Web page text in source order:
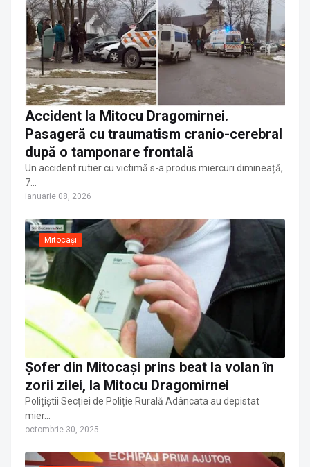
Accident la Mitocu Dragomirnei.
Pasageră cu traumatism cranio-cerebral
după o tamponare frontală
Un accident rutier cu victimă s-a produs miercuri dimineață,
7…
ianuarie 08, 2026
Mitocași
Șofer din Mitocași prins beat la volan în
zorii zilei, la Mitocu Dragomirnei
Polițiștii Secției de Poliție Rurală Adâncata au depistat
mier…
octombrie 30, 2025